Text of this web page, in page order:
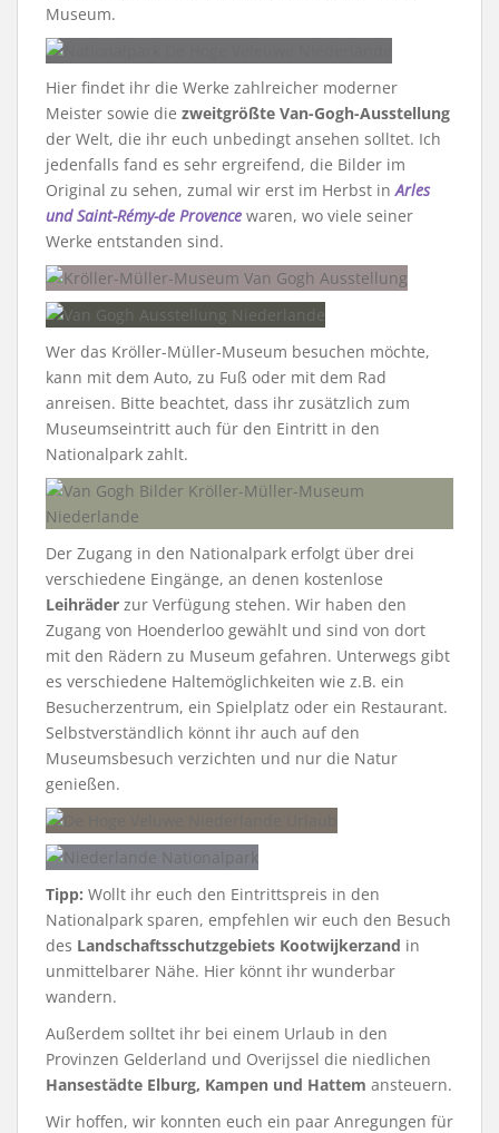
Museum.
Hier findet ihr die Werke zahlreicher moderner
Meister sowie die zweitgrößte Van-Gogh-Ausstellung
der Welt, die ihr euch unbedingt ansehen solltet. Ich
jedenfalls fand es sehr ergreifend, die Bilder im
Original zu sehen, zumal wir erst im Herbst inArles
und Saint-Rémy-de Provence waren, wo viele seiner
Werke entstanden sind.
Wer das Kröller-Müller-Museum besuchen möchte,
kann mit dem Auto, zu Fuß oder mit dem Rad
anreisen. Bitte beachtet, dass ihr zusätzlich zum
Museumseintritt auch für den Eintritt in den
Nationalpark zahlt.
Der Zugang in den Nationalpark erfolgt über drei
verschiedene Eingänge, an denen kostenlose
Leihräder zur Verfügung stehen. Wir haben den
Zugang von Hoenderloo gewählt und sind von dort
mit den Rädern zu Museum gefahren. Unterwegs gibt
es verschiedene Haltemöglichkeiten wie z.B. ein
Besucherzentrum, ein Spielplatz oder ein Restaurant.
Selbstverständlich könnt ihr auch auf den
Museumsbesuch verzichten und nur die Natur
genießen.
Tipp: Wollt ihr euch den Eintrittspreis in den
Nationalpark sparen, empfehlen wir euch den Besuch
des Landschaftsschutzgebiets Kootwijkerzand in
unmittelbarer Nähe. Hier könnt ihr wunderbar
wandern.
Außerdem solltet ihr bei einem Urlaub in den
Provinzen Gelderland und Overijssel die niedlichen
Hansestädte Elburg, Kampen und Hattem ansteuern.
Wir hoffen, wir konnten euch ein paar Anregungen für